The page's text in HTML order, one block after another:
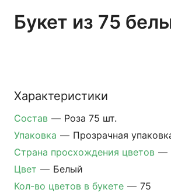
Букет из 75
Характеристики
Состав — Роза 75 шт.
Упаковка — Прозрачная
Страна просхождения цветов —
Цвет — Белый
Кол-во цветов в букете — 75